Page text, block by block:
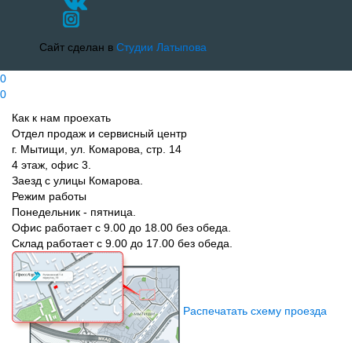
Сайт сделан в Студии Латыпова
0
0
Как к нам проехать
Отдел продаж и сервисный центр
г. Мытищи, ул. Комарова, стр. 14
4 этаж, офис 3.
Заезд с улицы Комарова.
Режим работы
Понедельник - пятница.
Офис работает с 9.00 до 18.00 без обеда.
Склад работает с 9.00 до 17.00 без обеда.
Распечатать схему проезда